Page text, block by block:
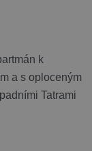
k
a s oploceným
Tatrami